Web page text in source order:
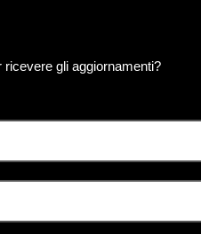
gli aggiornamenti?